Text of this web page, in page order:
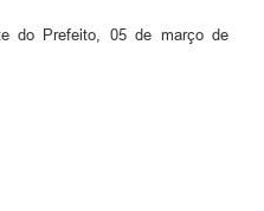
do Prefeito, 05 de março de